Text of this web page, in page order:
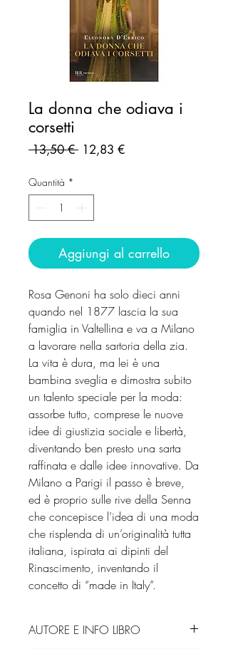
La donna che odiava i
corsetti
13,50 € Prezzo
12,83 €Prezzo
Quantità *
Aggiungi al carrello
Rosa Genoni ha solo dieci anni
quando nel 1877 lascia la sua
famiglia in Valtellina e va a Milano
a lavorare nella sartoria della zia.
La vita è dura, ma lei è una
bambina sveglia e dimostra subito
un talento speciale per la moda:
assorbe tutto, comprese le nuove
idee di giustizia sociale e libertà,
diventando ben presto una sarta
raffinata e dalle idee innovative. Da
Milano a Parigi il passo è breve,
ed è proprio sulle rive della Senna
che concepisce l’idea di una moda
che risplenda di un’originalità tutta
italiana, ispirata ai dipinti del
Rinascimento, inventando il
concetto di “made in Italy”.
AUTORE E INFO LIBRO